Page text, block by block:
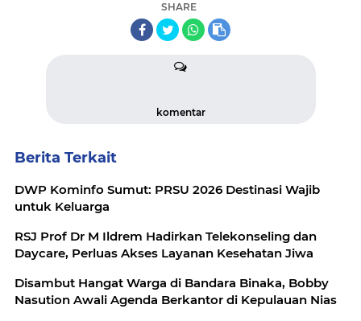
SHARE
komentar
Berita Terkait
DWP Kominfo Sumut: PRSU 2026 Destinasi Wajib
untuk Keluarga
RSJ Prof Dr M Ildrem Hadirkan Telekonseling dan
Daycare, Perluas Akses Layanan Kesehatan Jiwa
Disambut Hangat Warga di Bandara Binaka, Bobby
Nasution Awali Agenda Berkantor di Kepulauan Nias